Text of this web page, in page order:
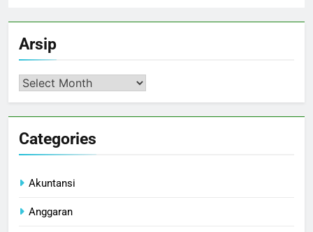
Arsip
Arsip
Categories
Akuntansi
Anggaran